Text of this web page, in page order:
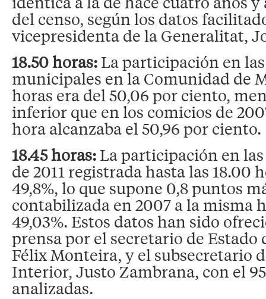
del censo, según los datos
vicepresidenta de la Generalitat,
18.50 horas: La participación en
municipales en la Comunidad de
horas era del 50,06 por ciento,
inferior que en los comicios de
hora alcanzaba el 50,96 por ciento.
18.45 horas: La participación en
de 2011 registrada hasta las 18.00
49,8%, lo que supone 0,8 puntos
contabilizada en 2007 a la misma
49,03%. Estos datos han sido
prensa por el secretario de Estado
Félix Monteira, y el subsecretario
Interior, Justo Zambrana, con el
analizadas.